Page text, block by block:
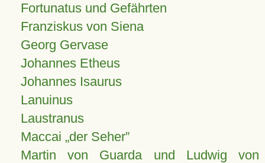
Fortunatus und Gefährten
Franziskus von Siena
Georg Gervase
Johannes Etheus
Johannes Isaurus
Lanuinus
Laustranus
Maccai „der Seher”
Martin von Guarda und Ludwig von